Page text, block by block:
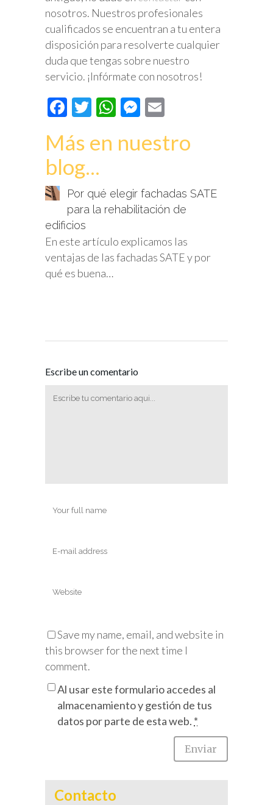
nosotros. Nuestros profesionales
cualificados se encuentran a tu entera
disposición para resolverte cualquier
duda que tengas sobre nuestro
servicio. ¡Infórmate con nosotros!
Facebook
Twitter
WhatsApp
Messenger
Más en nuestro
blog...
Por qué elegir fachadas SATE
para la rehabilitación de
edificios
En este artículo explicamos las
ventajas de las fachadas SATE y por
qué es buena…
Escribe un comentario
Save my name, email, and website in
this browser for the next time I
comment.
Al usar este formulario accedes al
almacenamiento y gestión de tus
datos por parte de esta web. *
Contacto